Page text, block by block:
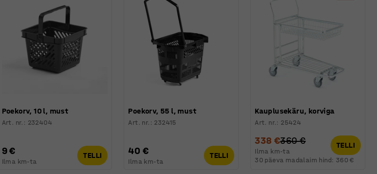
Poekorv, 10 l, must
Art. nr. : 232404
9 €
Ilma km-ta
TELLI
Poekorv, 55 l, must
Art. nr. : 232415
40 €
Ilma km-ta
TELLI
Kauplusekäru, korviga
Art. nr.: 25424
338 €360 €
Ilma km-ta
TELLI
30 päeva madalaim hind: 360 €